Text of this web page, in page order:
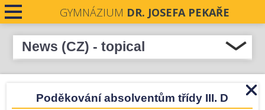
GYMNÁZIUM DR. JOSEFA PEKAŘE
NEWS
CONTACTS
News (CZ) - topical
Středočeského kraje 2026
Poděkování absolventům třídy III. D